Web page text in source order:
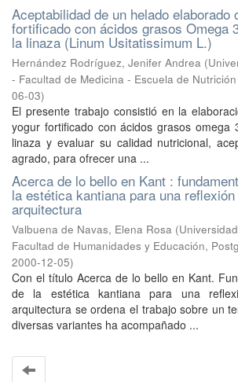
Aceptabilidad de un helado elaborado
fortificado con ácidos grasos Omega
la linaza (Linum Usitatissimum L.)
Hernández Rodríguez, Jenifer Andrea (
- Facultad de Medicina - Escuela de
06-03)
El presente trabajo consistió en la
yogur fortificado con ácidos grasos omega
linaza y evaluar su calidad nutricional,
agrado, para ofrecer una ...
Acerca de lo bello en Kant :
la estética kantiana para una
arquitectura
Valbuena de Navas, Elena Rosa (
Facultad de Humanidades y Educación,
2000-12-05)
Con el título Acerca de lo bello en Kant.
de la estética kantiana para una
arquitectura se ordena el trabajo sobre un
diversas variantes ha acompañado ...